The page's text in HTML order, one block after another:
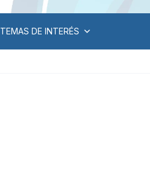
TEMAS DE INTERÉS